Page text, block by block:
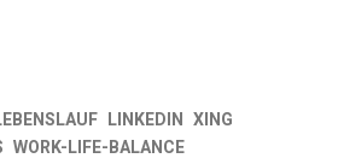
LINKEDIN XING
WORK-LIFE-BALANCE